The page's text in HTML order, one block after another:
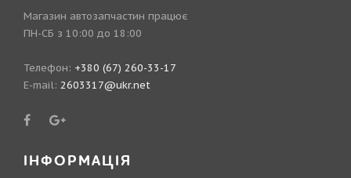
Магазин автозапчастин працює
ПН-СБ з 10:00 до 18:00
Телефон: +380 (67) 260-33-17
E-mail: 2603317@ukr.net
ІНФОРМАЦІЯ